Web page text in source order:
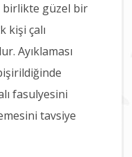
birlikte güzel bir
kişi çalı
Ayıklaması
fasulyesini
tavsiye